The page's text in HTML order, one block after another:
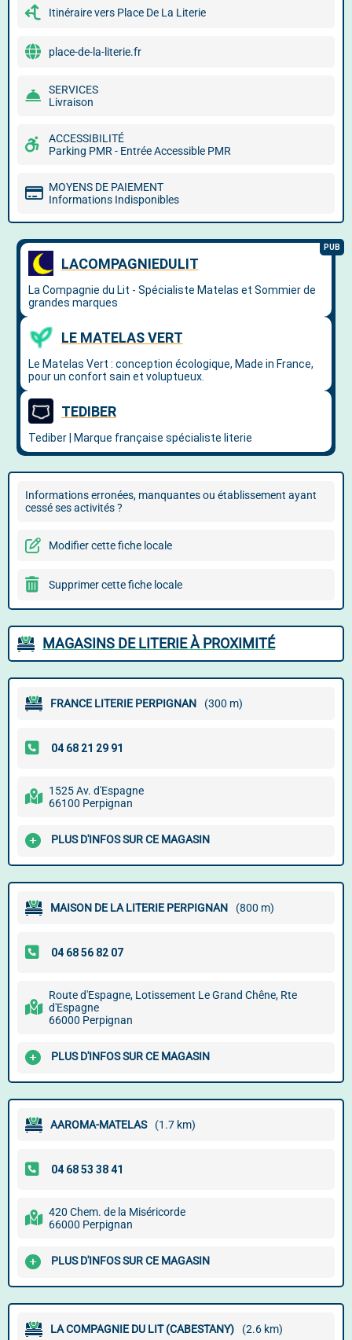
Itinéraire vers Place De La Literie
place-de-la-literie.fr
SERVICES
Livraison
ACCESSIBILITÉ
Parking PMR - Entrée Accessible PMR
MOYENS DE PAIEMENT
Informations Indisponibles
Informations erronées, manquantes ou établissement ayant
cessé ses activités ?
Modifier cette fiche locale
Supprimer cette fiche locale
MAGASINS DE LITERIE À PROXIMITÉ
FRANCE LITERIE PERPIGNAN (300 m)
1525 Av. d'Espagne
66100 Perpignan
PLUS D'INFOS SUR CE MAGASIN
MAISON DE LA LITERIE PERPIGNAN (800 m)
Route d'Espagne, Lotissement Le Grand Chêne, Rte
d'Espagne
66000 Perpignan
PLUS D'INFOS SUR CE MAGASIN
AAROMA-MATELAS (1.7 km)
420 Chem. de la Miséricorde
66000 Perpignan
PLUS D'INFOS SUR CE MAGASIN
LA COMPAGNIE DU LIT (CABESTANY) (2.6 km)